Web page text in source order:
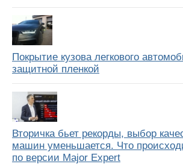
Покрытие кузова легкового
защитной пленкой
Вторичка бьет рекорды, выбор
машин уменьшается. Что
по версии Major Expert